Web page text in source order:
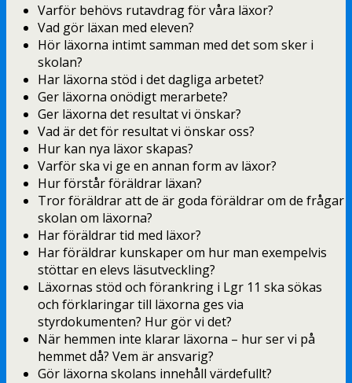
Varför behövs rutavdrag för våra läxor?
Vad gör läxan med eleven?
Hör läxorna intimt samman med det som sker i
skolan?
Har läxorna stöd i det dagliga arbetet?
Ger läxorna onödigt merarbete?
Ger läxorna det resultat vi önskar?
Vad är det för resultat vi önskar oss?
Hur kan nya läxor skapas?
Varför ska vi ge en annan form av läxor?
Hur förstår föräldrar läxan?
Tror föräldrar att de är goda föräldrar om de frågar
skolan om läxorna?
Har föräldrar tid med läxor?
Har föräldrar kunskaper om hur man exempelvis
stöttar en elevs läsutveckling?
Läxornas stöd och förankring i Lgr 11 ska sökas
och förklaringar till läxorna ges via
styrdokumenten? Hur gör vi det?
När hemmen inte klarar läxorna – hur ser vi på
hemmet då? Vem är ansvarig?
Gör läxorna skolans innehåll värdefullt?